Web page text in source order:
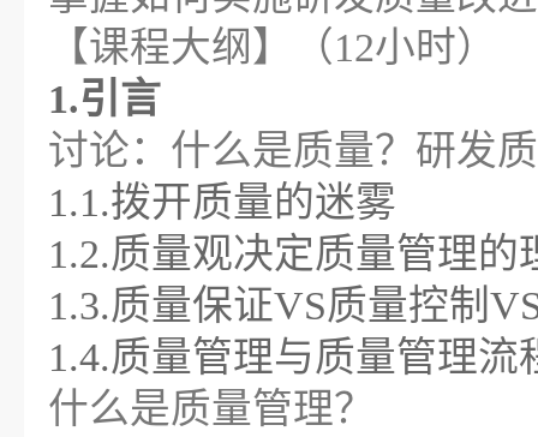
【课程大纲】（12小时）
1.引言
讨论：什么是质量？研发
1.1.拨开质量的迷雾
1.2.质量观决定质量管理的
1.3.质量保证VS质量控制
1.4.质量管理与质量管理流
什么是质量管理？